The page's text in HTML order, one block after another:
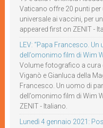
Vaticano offre 20 punti
universale ai vaccini, per
appeared first on ZENIT -
LEV: “Papa Francesco.
dell’omonimo film di Wim
Volume fotografico a
Viganò e Gianluca della
Francesco. Un uomo di
dell’omonimo film di Wim
ZENIT - Italiano.
Lunedì 4 gennaio 2021: